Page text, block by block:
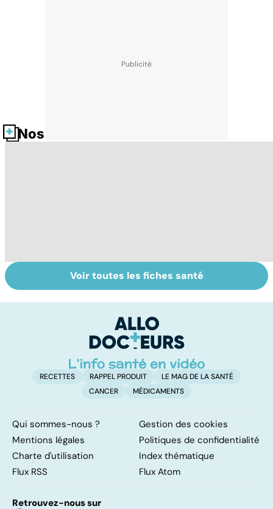
Nos fiches santé
Tout savoir sur
les infections
Inflammation des
amygdales : que
d'angine ?
Voir toutes les fiches santé
RECETTES RAPPEL PRODUIT
LE MAG DE LA SANTÉ
CANCER
MÉDICAMENTS
Qui sommes-nous ?
Gestion des cookies
Mentions légales
Politiques de confidentialité
Charte d'utilisation
Index thématique
Flux RSS
Flux Atom
Retrouvez-nous sur